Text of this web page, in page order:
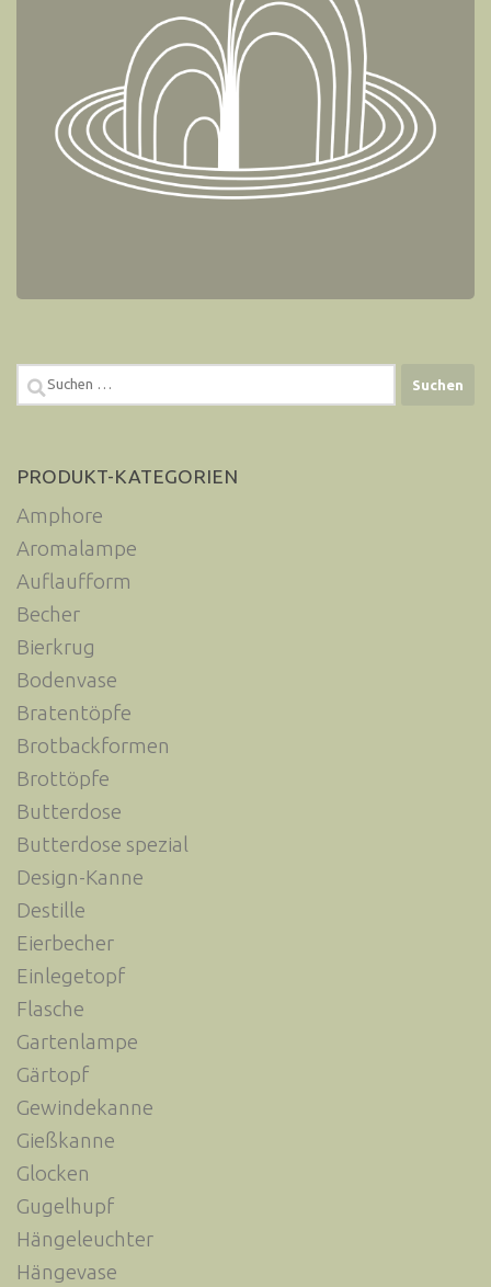
Suchen
nach:
PRODUKT-KATEGORIEN
Amphore
Aromalampe
Auflaufform
Becher
Bierkrug
Bodenvase
Bratentöpfe
Brotbackformen
Brottöpfe
Butterdose
Butterdose spezial
Design-Kanne
Destille
Eierbecher
Einlegetopf
Flasche
Gartenlampe
Gärtopf
Gewindekanne
Gießkanne
Glocken
Gugelhupf
Hängeleuchter
Hängevase